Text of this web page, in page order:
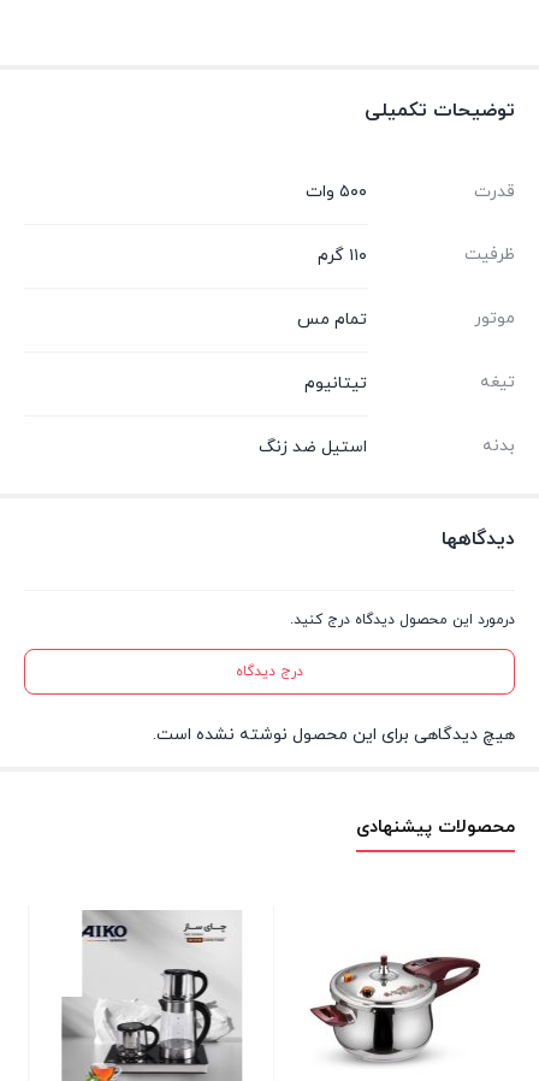
توضیحات تکمیلی
قدرت ۵۰۰ وات
ظرفیت ۱۱۰ گرم
موتور تمام مس
تیغه تیتانیوم
بدنه استیل ضد زنگ
دیدگاهها
درمورد این محصول دیدگاه درج کنید.
درج دیدگاه
هیچ دیدگاهی برای این محصول نوشته نشده است.
محصولات پیشنهادی